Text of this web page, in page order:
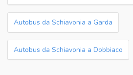
Autobus da Schiavonia a Garda
Autobus da Schiavonia a Dobbiaco